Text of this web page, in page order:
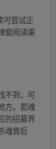
可尝试正
窗阅读渠
不到，可
方。若魂
的招募界
魂兽后